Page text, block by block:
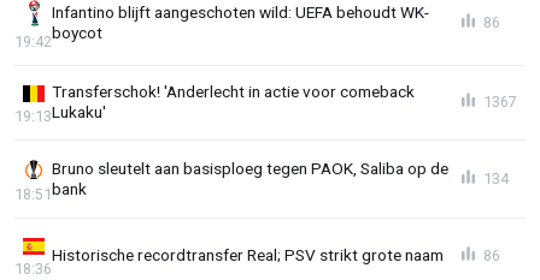
Infantino blijft aangeschoten wild: UEFA behoudt WK-
boycot
19:42
86
Transferschok! 'Anderlecht in actie voor comeback
Lukaku'
19:13
1367
Bruno sleutelt aan basisploeg tegen PAOK, Saliba op de
bank
18:51
134
Historische recordtransfer Real; PSV strikt grote naam
18:36
86